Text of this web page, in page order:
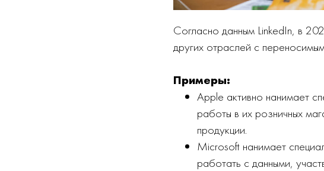
Согласно данным LinkedIn, в
других отраслей с
Примеры:
Apple активно нанимает
работы в их розничных
продукции.
Microsoft нанимает
работать с данными,